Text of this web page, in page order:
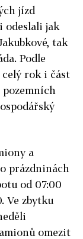
jízd
odeslali jak
tak
Podle
celý rok i část
pozemních
a
prázdninách
od 07:00
Ve zbytku
omezit